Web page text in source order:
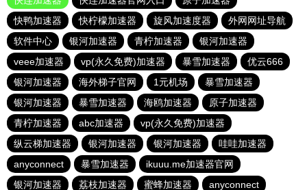
快鸭加速器
快柠檬加速器 旋风加速度器
外网网址导航
软件中心
银河加速器 青柠加速器
银河加速器
veee加速器
vp(永久免费)加速器 暴雪加速器
优云666
银河加速器
海外梯子官网 1元机场
暴雪加速器
银河加速器
暴雪加速器 海鸥加速器
原子加速器
青柠加速器
abc加速器
vp(永久免费)加速器
纵云梯加速器
银河加速器 银河加速器
哇哇加速器
anyconnect
暴雪加速器
ikuuu.me加速器官网
银河加速器
荔枝加速器 蜜蜂加速器 anyconnect